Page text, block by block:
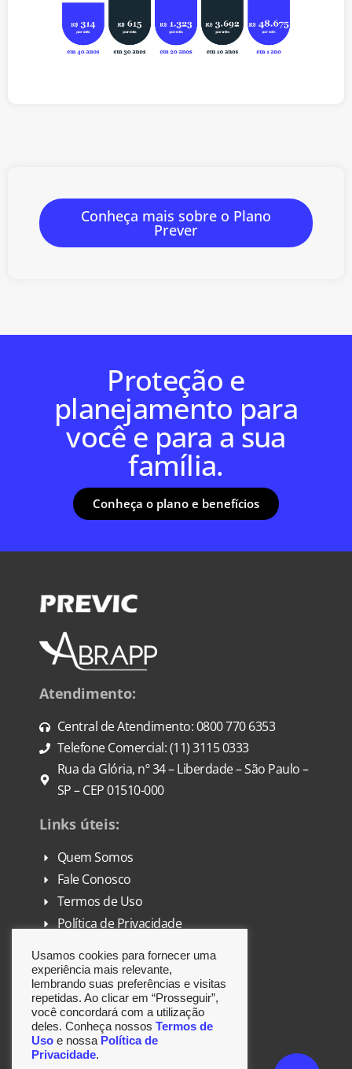
Conheça mais sobre o Plano
Prever
Proteção e
planejamento para
você e para a sua
família.
Conheça o plano e benefícios
Atendimento:
Central de Atendimento: 0800 770 6353
Telefone Comercial: (11) 3115 0333
Rua da Glória, nº 34 – Liberdade – São Paulo –
SP – CEP 01510-000
Links úteis:
Quem Somos
Fale Conosco
Termos de Uso
Política de Privacidade
DPO
Siga-nos:
Usamos cookies para fornecer uma
experiência mais relevante,
lembrando suas preferências e visitas
repetidas. Ao clicar em “Prosseguir”,
você concordará com a utilização
deles. Conheça nossos Termos de
Uso e nossa Política de
Privacidade.